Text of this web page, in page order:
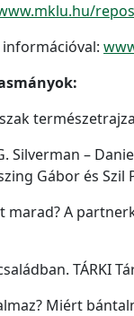
természetrajza
Silverman –
Gábor és Szil
marad? A
TÁRKI
Miért